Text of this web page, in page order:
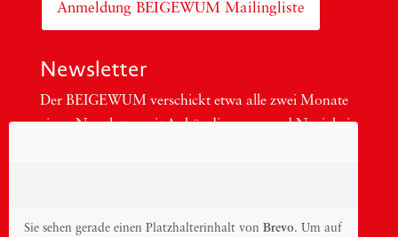
Anmeldung BEIGEWUM Mailingliste
Newsletter
Der BEIGEWUM ver­schickt etwa alle zwei Mona­te
einen News­let­ter mit Ankün­di­gun­gen und Neu­ig­kei­
Sie sehen gerade einen Platzhalterinhalt vonBrevo. Um auf